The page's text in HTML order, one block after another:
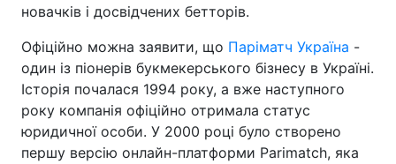
новачків і досвідчених бетторів.
Офіційно можна заявити, що Паріматч Україна -
один із піонерів букмекерського бізнесу в Україні.
Історія почалася 1994 року, а вже наступного
року компанія офіційно отримала статус
юридичної особи. У 2000 році було створено
першу версію онлайн-платформи Parimatch, яка